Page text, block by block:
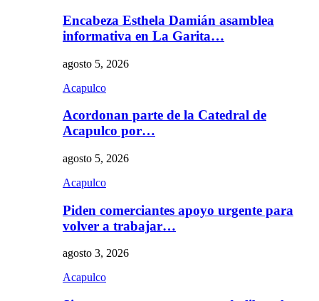
Encabeza Esthela Damián asamblea
informativa en La Garita…
agosto 5, 2026
Acapulco
Acordonan parte de la Catedral de
Acapulco por…
agosto 5, 2026
Acapulco
Piden comerciantes apoyo urgente para
volver a trabajar…
agosto 3, 2026
Acapulco